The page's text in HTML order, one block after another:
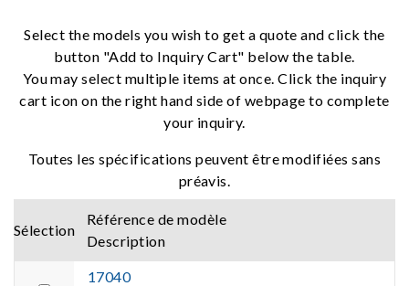
Select the models you wish to get a quote and click the
button "Add to Inquiry Cart" below the table.
You may select multiple items at once. Click the inquiry
cart icon on the right hand side of webpage to complete
your inquiry.
Toutes les spécifications peuvent être modifiées sans
préavis.
Sélection
Référence de modèle
Description
17040